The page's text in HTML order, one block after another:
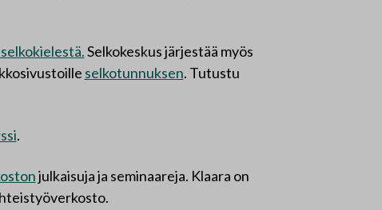
Selkokeskus järjestää myös
selkotunnuksen. Tutustu
.
julkaisuja ja seminaareja. Klaara on